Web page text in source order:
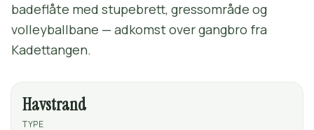
badeflåte med stupebrett, gressområde og
volleyballbane — adkomst over gangbro fra
Kadettangen.
Havstrand
TYPE